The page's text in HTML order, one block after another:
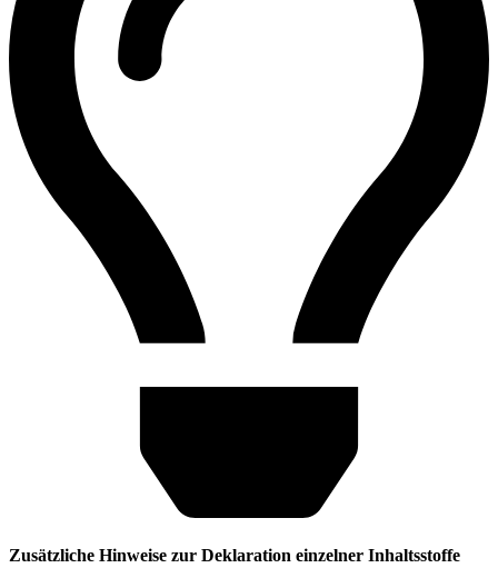
Zusätzliche Hinweise zur Deklaration einzelner Inhaltsstoffe